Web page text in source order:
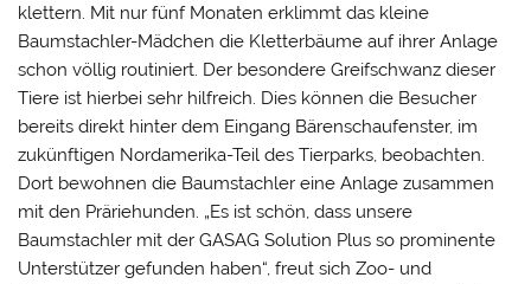
klettern. Mit nur fünf Monaten erklimmt das kleine
Baumstachler-Mädchen die Kletterbäume auf ihrer Anlage
schon völlig routiniert. Der besondere Greifschwanz dieser
Tiere ist hierbei sehr hilfreich. Dies können die Besucher
bereits direkt hinter dem Eingang Bärenschaufenster, im
zukünftigen Nordamerika-Teil des Tierparks, beobachten.
Dort bewohnen die Baumstachler eine Anlage zusammen
mit den Präriehunden. „Es ist schön, dass unsere
Baumstachler mit der GASAG Solution Plus so prominente
Unterstützer gefunden haben“, freut sich Zoo- und